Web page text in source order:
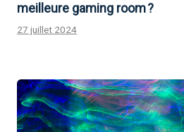
meilleure gaming room ?
27 juillet 2024